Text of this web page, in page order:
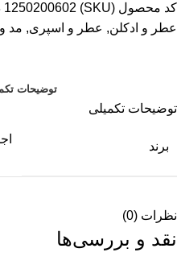
کد محصول (SKU) 1250200602
عطر و ادکلن, عطر و اسپری, مد
توضیحات
توضیحات تکمیلی
برند
نظرات (0)
نقد و بررسی‌ها